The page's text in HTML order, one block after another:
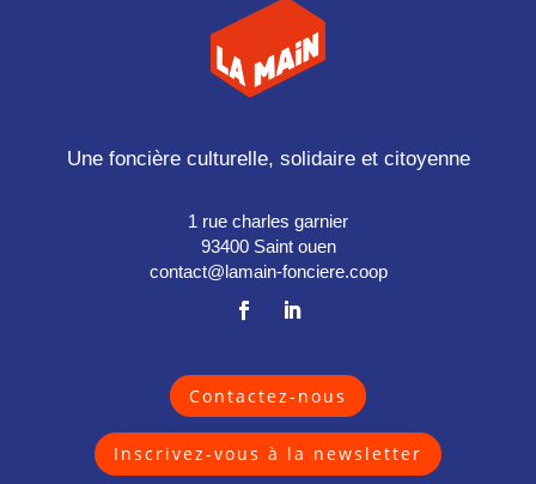
Une foncière culturelle, solidaire et citoyenne
1 rue charles garnier
93400 Saint ouen
contact@lamain-fonciere.coop
Contactez-nous
Inscrivez-vous à la newsletter